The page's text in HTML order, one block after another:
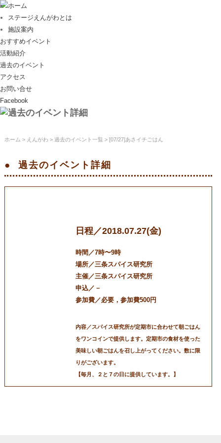
ホーム
ステージえんがわとは
施設案内
おすすめイベント
活動紹介
過去のイベント
アクセス
お問い合せ
Facebook
ホーム > えんがわ> 過去のイベント一覧 > [07/27]あさイチごはん
過去のイベント 詳細
日程／2018.07.27(金)
時間／7時〜9時
場所／三条スパイス研究所
主催／三条スパイス研究所
申込／－
参加費／必要，参加費500円
内容／スパイス研究所が定期市に合わせて朝ごはん
をワンコインで提供します。定期市の食材を使った
美味しい朝ごはんを召し上がってください。数に限
りがございます。
【毎月、２と７の日に提供しています。】